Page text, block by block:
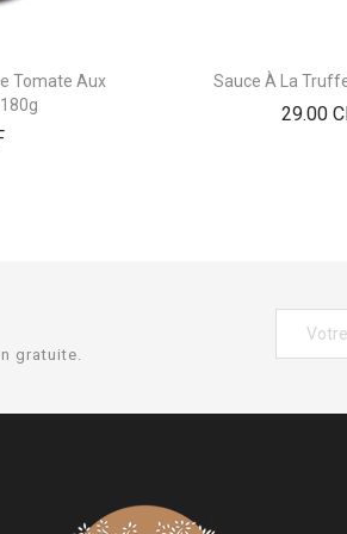
Tomate Aux
Prix
Sauce À La
29.00
gratuite.